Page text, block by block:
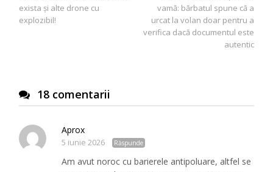
articole
vamă: bărbatul spune că a
urcat la volan doar pentru a
verifica dacă documentul este
autentic
exista și alte drone cu
explozibil!
18 comentarii
Aprox
5 iunie 2026 Răspunde
Am avut noroc cu barierele antipoluare, altfel se